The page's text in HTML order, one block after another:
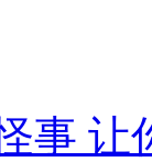
事 让